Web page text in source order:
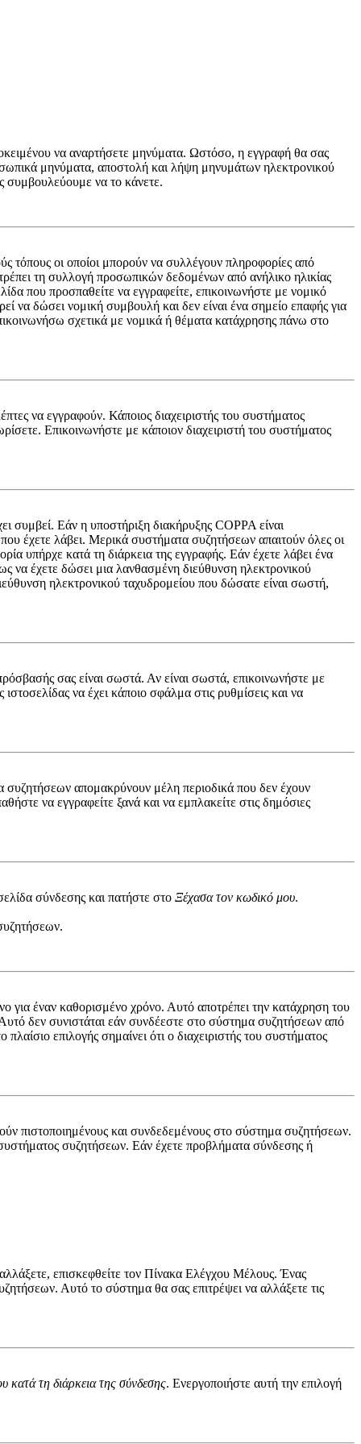
να αναρτήσετε μηνύματα. Ωστόσο, η εγγραφή θα σας
μηνύματα, αποστολή και λήψη μηνυμάτων ηλεκτρονικού
συμβουλεύουμε να το κάνετε.
τόπους οι οποίοι μπορούν να συλλέγουν πληροφορίες από
τη συλλογή προσωπικών δεδομένων από ανήλικο ηλικίας
που προσπαθείτε να εγγραφείτε, επικοινωνήστε με νομικό
δώσει νομική συμβουλή και δεν είναι ένα σημείο επαφής για
σχετικά με νομικά ή θέματα κατάχρησης πάνω στο
να εγγραφούν. Κάποιος διαχειριστής του συστήματος
Επικοινωνήστε με κάποιον διαχειριστή του συστήματος
συμβεί. Εάν η υποστήριξη διακήρυξης COPPA είναι
έχετε λάβει. Μερικά συστήματα συζητήσεων απαιτούν όλες οι
υπήρχε κατά τη διάρκεια της εγγραφής. Εάν έχετε λάβει ένα
να έχετε δώσει μια λανθασμένη διεύθυνση ηλεκτρονικού
ηλεκτρονικού ταχυδρομείου που δώσατε είναι σωστή,
σας είναι σωστά. Αν είναι σωστά, επικοινωνήστε με
να έχει κάποιο σφάλμα στις ρυθμίσεις και να
συζητήσεων απομακρύνουν μέλη περιοδικά που δεν έχουν
να εγγραφείτε ξανά και να εμπλακείτε στις δημόσιες
σύνδεσης και πατήστε στο Ξέχασα τον κωδικό μου.
έναν καθορισμένο χρόνο. Αυτό αποτρέπει την κατάχρηση του
δεν συνιστάται εάν συνδέεστε στο σύστημα συζητήσεων από
επιλογής σημαίνει ότι ο διαχειριστής του συστήματος
πιστοποιημένους και συνδεδεμένους στο σύστημα συζητήσεων.
συζητήσεων. Εάν έχετε προβλήματα σύνδεσης ή
επισκεφθείτε τον Πίνακα Ελέγχου Μέλους. Ένας
Αυτό το σύστημα θα σας επιτρέψει να αλλάξετε τις
κατά τη διάρκεια της σύνδεσης. Ενεργοποιήστε αυτή την επιλογή